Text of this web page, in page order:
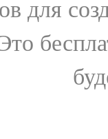
для